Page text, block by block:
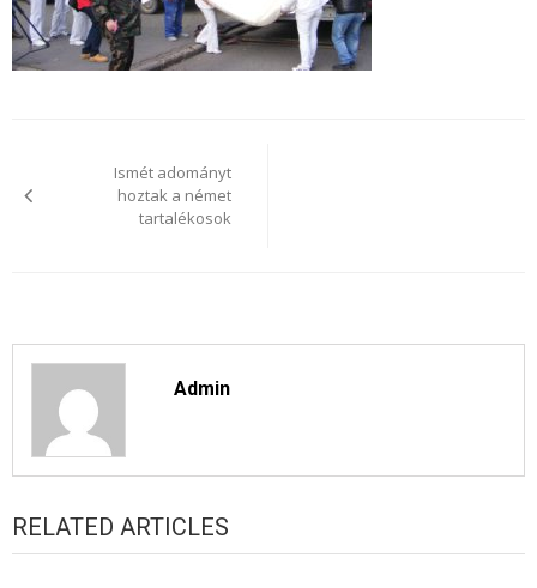
Ismét adományt
hoztak a német
tartalékosok
Admin
RELATED ARTICLES